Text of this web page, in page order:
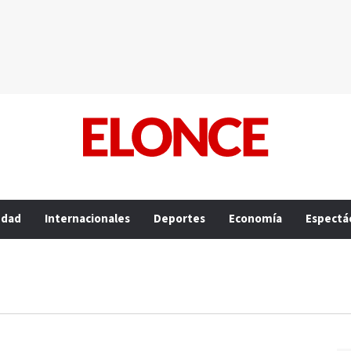
Internacionales Deportes Economía